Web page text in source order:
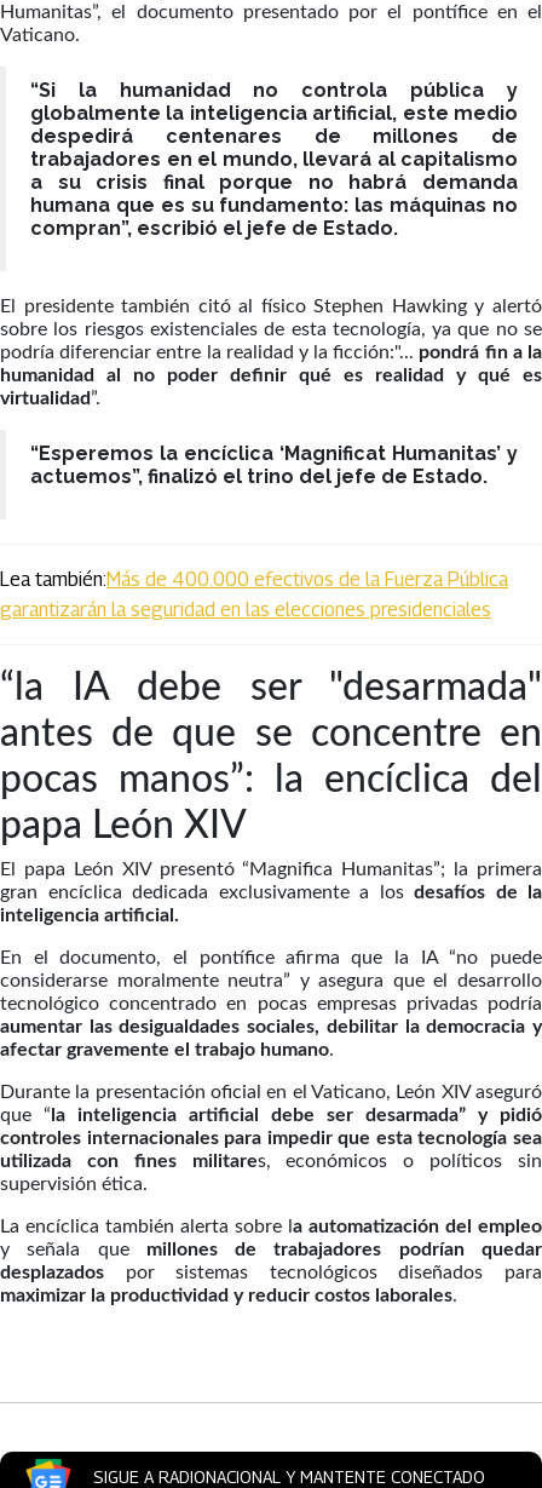
Humanitas”, el documento presentado por el pontífice en el
Vaticano.
“Si la humanidad no controla pública y
globalmente la inteligencia artificial, este medio
despedirá centenares de millones de
trabajadores en el mundo, llevará al capitalismo
a su crisis final porque no habrá demanda
humana que es su fundamento: las máquinas no
compran”, escribió el jefe de Estado.
El presidente también citó al físico Stephen Hawking y alertó
sobre los riesgos existenciales de esta tecnología, ya que no se
podría diferenciar entre la realidad y la ficción:"... pondrá fin a la
humanidad al no poder definir qué es realidad y qué es
virtualidad”.
“Esperemos la encíclica ‘Magnificat Humanitas’ y
actuemos”, finalizó el trino del jefe de Estado.
Lea también:Más de 400.000 efectivos de la Fuerza Pública
garantizarán la seguridad en las elecciones presidenciales
“la IA debe ser "desarmada"
antes de que se concentre en
pocas manos”: la encíclica del
papa León XIV
El papa León XIV presentó “Magnifica Humanitas”; la primera
gran encíclica dedicada exclusivamente a los desafíos de la
inteligencia artificial.
En el documento, el pontífice afirma que la IA “no puede
considerarse moralmente neutra” y asegura que el desarrollo
tecnológico concentrado en pocas empresas privadas podría
aumentar las desigualdades sociales, debilitar la democracia y
afectar gravemente el trabajo humano.
Durante la presentación oficial en el Vaticano, León XIV aseguró
que “ la inteligencia artificial debe ser desarmada” y pidió
controles internacionales para impedir que esta tecnología sea
utilizada con fines militares, económicos o políticos sin
supervisión ética.
La encíclica también alerta sobre l a automatización del empleo
y señala que millones de trabajadores podrían quedar
desplazados por sistemas tecnológicos diseñados para
maximizar la productividad y reducir costos laborales.
SIGUE A RADIONACIONAL Y MANTENTE CONECTADO